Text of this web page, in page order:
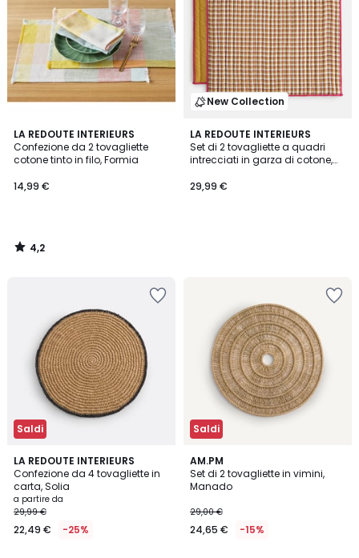
LA REDOUTE INTERIEURS
Confezione da 2 tovagliette
cotone tinto in filo, Formia
14,99 €
4,2
/ 5
4,2
/
New Collection
LA REDOUTE INTERIEURS
Set di 2 tovagliette a quadri
intrecciati in garza di cotone,
29,99 €
Saldi
LA REDOUTE INTERIEURS
Confezione da 4 tovagliette in
carta, Solia
a partire da
29,99 €
22,49 € -25%
2
Colori
Saldi
AM.PM
Set di 2 tovagliette in vimini,
Manado
29,00 €
24,65 € -15%
5
/
5